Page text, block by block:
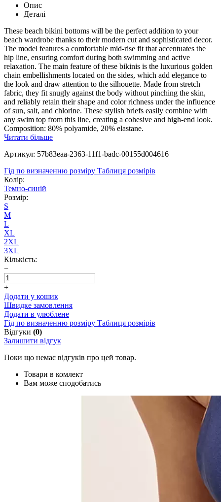
Опис
Деталі
These beach bikini bottoms will be the perfect addition to your
beach wardrobe thanks to their modern cut and sophisticated decor.
The model features a comfortable mid-rise fit that accentuates the
hip line, ensuring comfort during both swimming and active
relaxation. The main feature of these bikinis is the luxurious golden
chain embellishments located on the sides, which add elegance to
the look and draw attention to the silhouette. Made from stretch
fabric, they fit snugly against the body without pinching the skin,
and reliably retain their shape and color richness under the influence
of sun, salt, and chlorine. These stylish briefs easily combine with
any swim top from this line, creating a cohesive and high-end look.
Composition: 80% polyamide, 20% elastane.
Читати більше
Артикул: 57b83eaa-2363-11f1-badc-00155d004616
Гід по визначенню розміру Таблиця розмірів
Колір:
Темно-синій
Розмір:
S
M
L
XL
2XL
3XL
Кількість:
−
+
Додати у кошик
Швидке замовлення
Додати в улюблене
Гід по визначенню розміру Таблиця розмірів
Відгуки (0)
Залишити відгук
Поки що немає відгуків про цей товар.
Товари в комлект
Вам може сподобатись